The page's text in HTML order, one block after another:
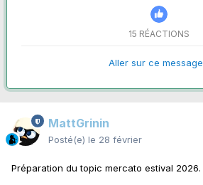
15 RÉACTIONS
Aller sur ce message
MattGrinin
Posté(e) le 28 février
Préparation du topic mercato estival 2026.